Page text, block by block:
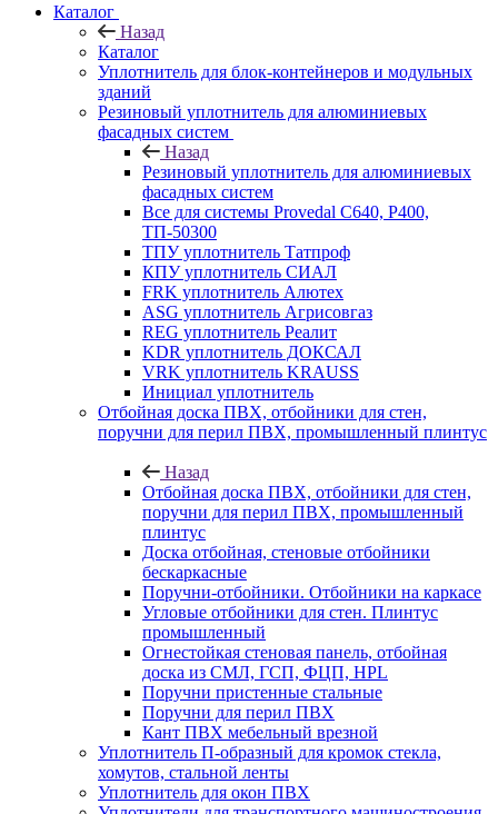
Каталог
Назад
Каталог
Уплотнитель для блок-контейнеров и модульных
зданий
Резиновый уплотнитель для алюминиевых
фасадных систем
Назад
Резиновый уплотнитель для алюминиевых
фасадных систем
Все для системы Provedal С640, Р400,
ТП-50300
ТПУ уплотнитель Татпроф
КПУ уплотнитель СИАЛ
FRK уплотнитель Алютех
ASG уплотнитель Агрисовгаз
REG уплотнитель Реалит
KDR уплотнитель ДОКСАЛ
VRK уплотнитель KRAUSS
Инициал уплотнитель
Отбойная доска ПВХ, отбойники для стен,
поручни для перил ПВХ, промышленный плинтус
Назад
Отбойная доска ПВХ, отбойники для стен,
поручни для перил ПВХ, промышленный
плинтус
Доска отбойная, стеновые отбойники
бескаркасные
Поручни-отбойники. Отбойники на каркасе
Угловые отбойники для стен. Плинтус
промышленный
Огнестойкая стеновая панель, отбойная
доска из СМЛ, ГСП, ФЦП, HPL
Поручни пристенные стальные
Поручни для перил ПВХ
Кант ПВХ мебельный врезной
Уплотнитель П-образный для кромок стекла,
хомутов, стальной ленты
Уплотнитель для окон ПВХ